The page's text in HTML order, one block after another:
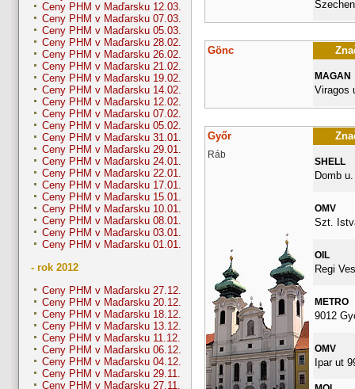
Ceny PHM v Maďarsku 12.03.
Ceny PHM v Maďarsku 07.03.
Ceny PHM v Maďarsku 05.03.
Ceny PHM v Maďarsku 28.02.
Ceny PHM v Maďarsku 26.02.
Ceny PHM v Maďarsku 21.02.
Ceny PHM v Maďarsku 19.02.
Ceny PHM v Maďarsku 14.02.
Ceny PHM v Maďarsku 12.02.
Ceny PHM v Maďarsku 07.02.
Ceny PHM v Maďarsku 05.02.
Ceny PHM v Maďarsku 31.01.
Ceny PHM v Maďarsku 29.01.
Ceny PHM v Maďarsku 24.01.
Ceny PHM v Maďarsku 22.01.
Ceny PHM v Maďarsku 17.01.
Ceny PHM v Maďarsku 15.01.
Ceny PHM v Maďarsku 10.01.
Ceny PHM v Maďarsku 08.01.
Ceny PHM v Maďarsku 03.01.
Ceny PHM v Maďarsku 01.01.
- rok 2012
Ceny PHM v Maďarsku 27.12.
Ceny PHM v Maďarsku 20.12.
Ceny PHM v Maďarsku 18.12.
Ceny PHM v Maďarsku 13.12.
Ceny PHM v Maďarsku 11.12.
Ceny PHM v Maďarsku 06.12.
Ceny PHM v Maďarsku 04.12.
Ceny PHM v Maďarsku 29.11.
Ceny PHM v Maďarsku 27.11.
Gönc
MAGAN
Viragos
Győr
Ráb
SHELL
Domb
OMV
Szt.
OIL
Regi
METRO
9012
OMV
Ipar ut